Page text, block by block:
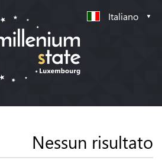
Italiano
Nessun risultato